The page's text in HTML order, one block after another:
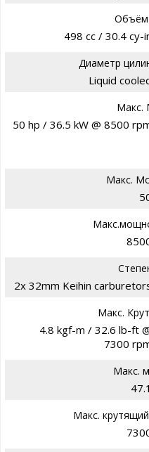
Объём
498 cc / 30.4 cy-
Диаметр
Liquid
Макс.
50 hp / 36.5 kW @ 8500
Макс.
2x 32mm Keihin
Макс.
4.8 kgf-m / 32.6 lb-ft
7300
Макс.
47.1
Макс.